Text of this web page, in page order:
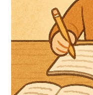
醐
小・
勧
修
中・
醍
醐